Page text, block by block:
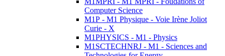
Computer Science
M1P - M1 Physique - Voie Irène Joliot
Curie - X
M1PHYSICS - M1 - Physics
M1SCTECHNRJ - M1 - Sciences and